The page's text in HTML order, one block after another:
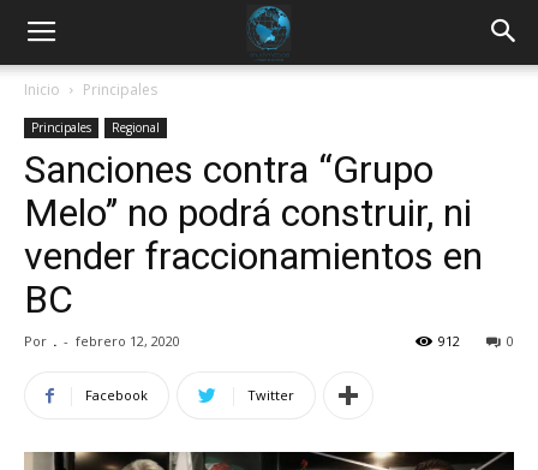
Inicio Principales
Principales Regional
Sanciones contra “Grupo
Melo’’ no podrá construir, ni
vender fraccionamientos en
BC
Por . - febrero 12, 2020 0
912
Facebook Twitter